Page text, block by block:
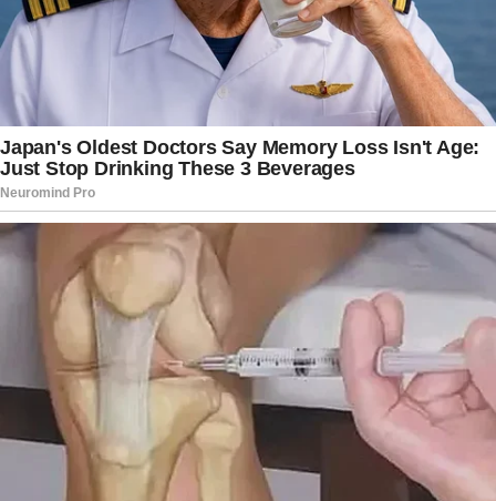
revisar protocolos internos e a discutir ações
preventivas voltadas à segurança e ao
acolhimento.
Entidades da advocacia também se
posicionaram. O
seccional estadual lamentaram a perda e
prestaram solidariedade à família, amigos e
alunos, destacando a contribuição de Juliana
para o ensino jurídico. Para a comunidade
acadêmica, a melhor homenagem será manter
vivo o compromisso com a educação, a justiça e
o respeito, valores que marcaram a trajetória da
professora e que agora orientam a busca por